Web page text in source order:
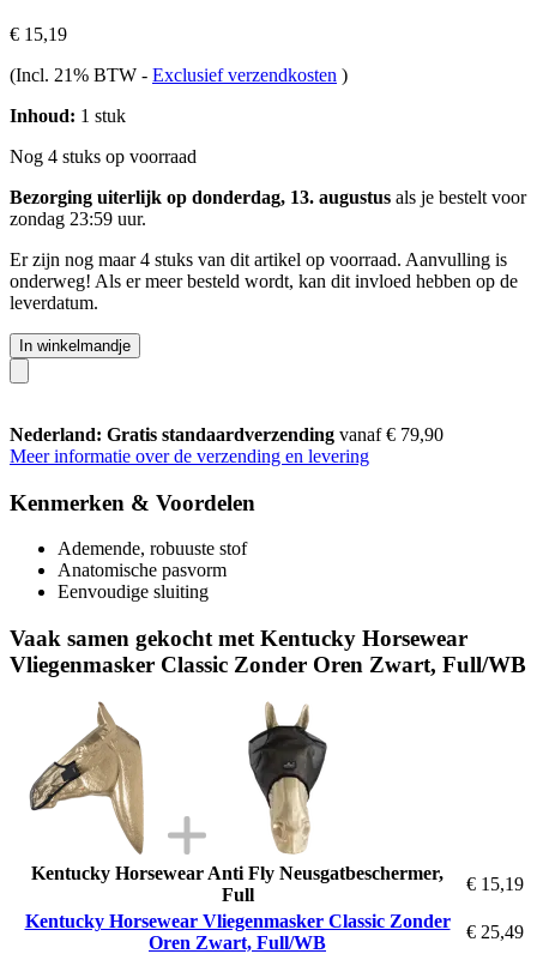
€ 15,19
(Incl. 21% BTW - Exclusief verzendkosten )
Inhoud: 1 stuk
Nog 4 stuks op voorraad
Bezorging uiterlijk op donderdag, 13. augustus als je bestelt voor
zondag 23:59 uur.
Er zijn nog maar 4 stuks van dit artikel op voorraad. Aanvulling is
onderweg! Als er meer besteld wordt, kan dit invloed hebben op de
leverdatum.
In winkelmandje
Nederland: Gratis standaardverzending vanaf € 79,90
Meer informatie over de verzending en levering
Kenmerken & Voordelen
Ademende, robuuste stof
Anatomische pasvorm
Eenvoudige sluiting
Vaak samen gekocht met Kentucky Horsewear
Vliegenmasker Classic Zonder Oren Zwart, Full/WB
Kentucky Horsewear Anti Fly Neusgatbeschermer,
Full
€ 15,19
Kentucky Horsewear Vliegenmasker Classic Zonder
Oren Zwart, Full/WB
€ 25,49